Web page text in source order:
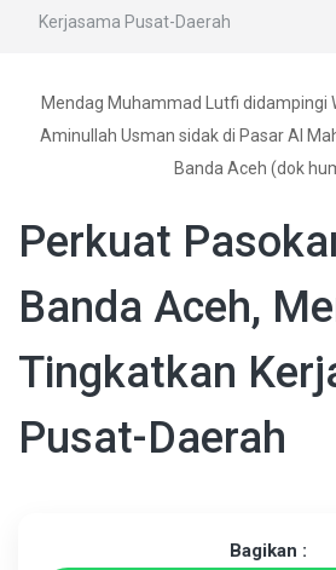
Kerjasama Pusat-Daerah
Mendag Muhammad Lutfi didampingi
Aminullah Usman sidak di Pasar Al
Banda Aceh (dok
Perkuat
Banda Aceh,
Tingkatkan
Pusat-Daerah
Bagikan :